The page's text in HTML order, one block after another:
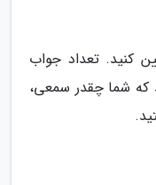
کنید. تعداد جواب
شما چقدر سمعی،